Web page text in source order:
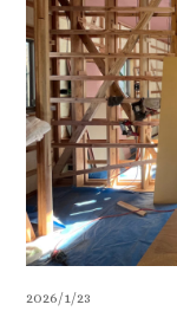
2026/1/23